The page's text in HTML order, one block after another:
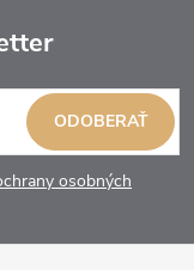
osobných
ODOBERAŤ